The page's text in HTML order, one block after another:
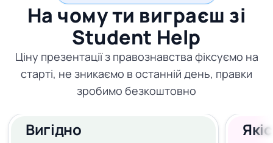
На чому ти виграєш зі
Student Help
Ціну презентації з правознавства фіксуємо на
старті, не зникаємо в останній день, правки
зробимо безкоштовно
Вигідно